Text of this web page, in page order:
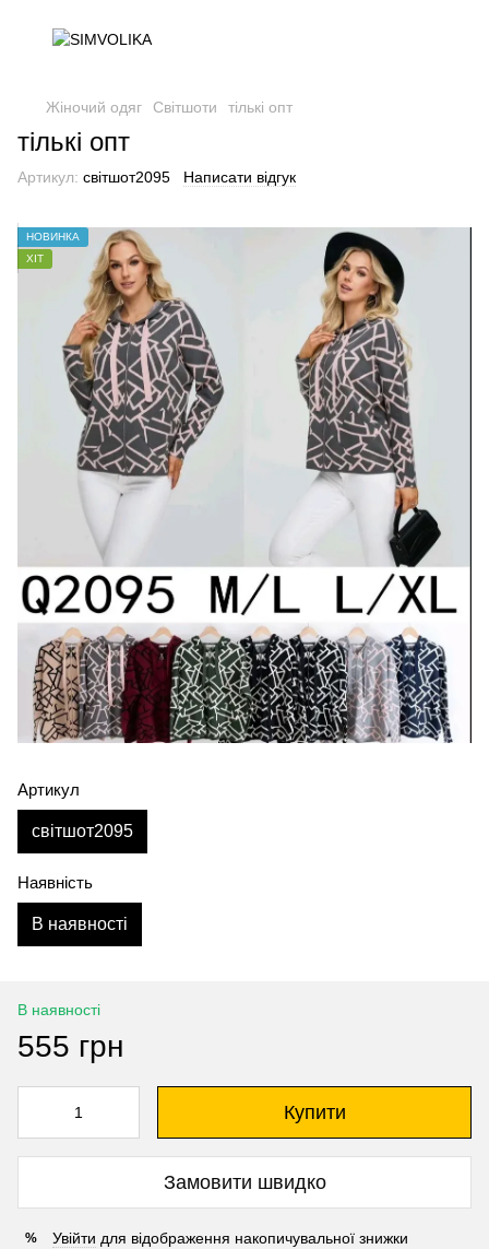
Жіночий одяг Світшоти тількі опт
тількі опт
Артикул: світшот2095 Написати відгук
НОВИНКА
ХІТ
Артикул
світшот2095
Наявність
В наявності
В наявності
555 грн
Купити
Замовити швидко
% Увійти для відображення накопичувальної знижки